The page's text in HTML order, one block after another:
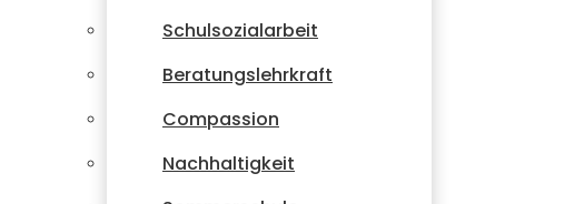
Schulsozialarbeit
Beratungslehrkraft
Compassion
Nachhaltigkeit